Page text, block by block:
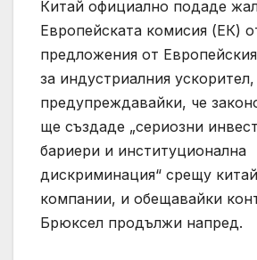
Китай официално подаде
Европейската комисия (ЕК)
предложения от
за индустриалния ускорител,
предупреждавайки, че
ще създаде „сериозни
бариери и институционална
дискриминация“ срещу
компании, и обещавайки
Брюксел продължи напред.